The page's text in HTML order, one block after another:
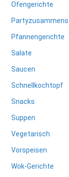
Ofengerichte
Pfannengerichte
Salate
Saucen
Schnellkochtopf
Snacks
Suppen
Vegetarisch
Vorspeisen
Wok-Gerichte